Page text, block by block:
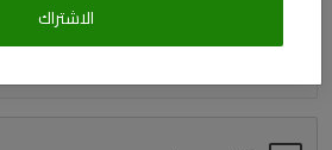
الاشتراك